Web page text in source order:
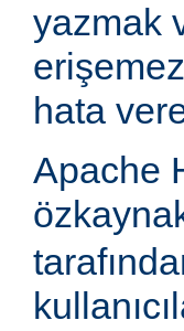
yazmak
hata
Apache